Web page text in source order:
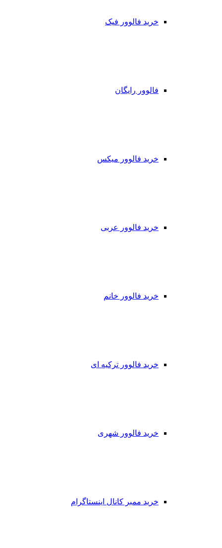
خرید فالوور فیک
فالوور رایگان
خرید فالوور میکس
خرید فالوور عربی
خرید فالوور خانم
خرید فالوور ترکیه ای
خرید فالوور شهری
خرید ممبر کانال اینستاگرام